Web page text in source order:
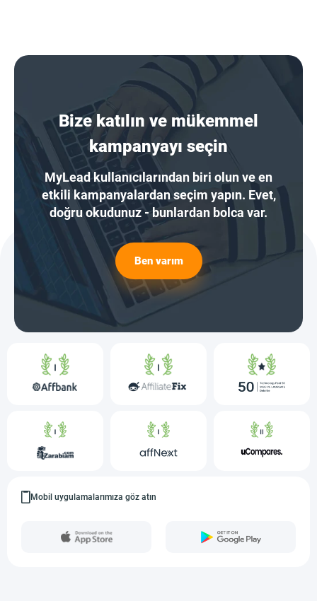
Bize katılın ve mükemmel
kampanyayı seçin
MyLead kullanıcılarından biri olun ve en
etkili kampanyalardan seçim yapın. Evet,
doğru okudunuz - bunlardan bolca var.
Ben varım
Mobil uygulamalarımıza göz atın